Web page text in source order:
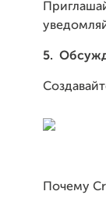
5.
Почему